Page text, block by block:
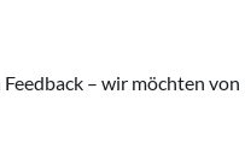
– wir möchten von